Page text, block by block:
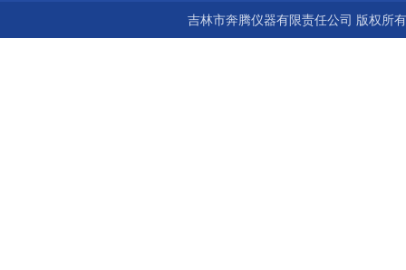
吉林市奔腾仪器有限责任公司 版权所